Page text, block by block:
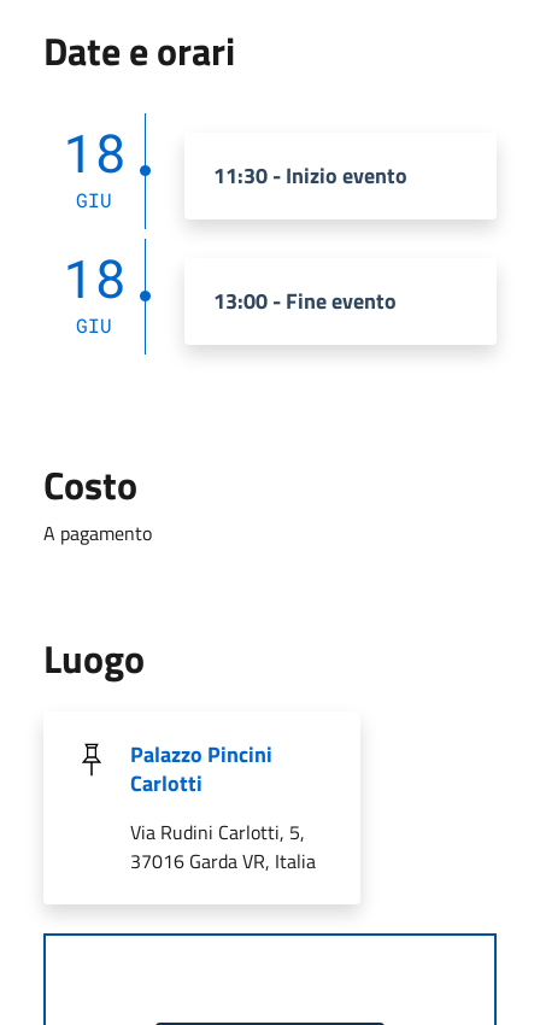
Date e orari
18
GIU
11:30 - Inizio evento
18
GIU
13:00 - Fine evento
Costo
A pagamento
Luogo
Palazzo Pincini
Carlotti
Via Rudini Carlotti, 5,
37016 Garda VR, Italia